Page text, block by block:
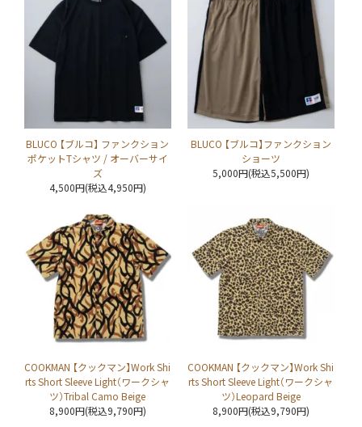
BLUCO 【ブルコ】 ファンクション
ポケットTシャツ / オーバーサイ
ズ
4,500円(税込4,950円)
BLUCO 【ブルコ】ファンクション
ショーツ
5,000円(税込5,500円)
COOKMAN 【クックマン】Work Shi
rts Short Sleeve Light（ワークシャ
ツ）Tribal Camo Beige
8,900円(税込9,790円)
COOKMAN 【クックマン】Work Shi
rts Short Sleeve Light（ワークシャ
ツ）Leopard Beige
8,900円(税込9,790円)